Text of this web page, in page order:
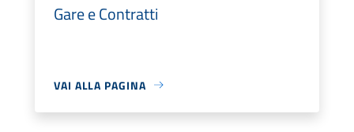
Gare e Contratti
VAI ALLA PAGINA